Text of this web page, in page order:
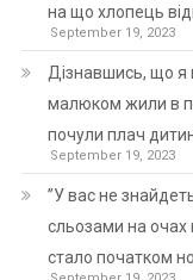
на що хлопець
September 19, 2023
Дізнавшись, що я
малюком жили в
почули плач
September 19, 2023
”У вас не
сльозами на очах
стало початком